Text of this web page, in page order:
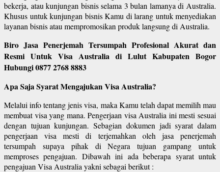
bekerja, atau kunjungan bisnis selama 3 bulan lamanya di Australia.
Khusus untuk kunjungan bisnis Kamu di larang untuk menyediakan
layanan bisnis atau mempromosikan produk langsung di Australia.
Biro Jasa Penerjemah Tersumpah Profesional Akurat dan
Resmi Untuk Visa Australia di Lulut Kabupaten Bogor
Hubungi 0877 2768 8883
Apa Saja Syarat Mengajukan Visa Australia?
Melalui info tentang jenis visa, maka Kamu telah dapat memilih mau
membuat visa yang mana. Pengerjaan visa Australia ini mesti sesuai
dengan tujuan kunjungan. Sebagian dokumen jadi syarat dalam
pengerjaan visa mesti di terjemahkan oleh jasa penerjemah
tersumpah supaya pihak di Negara tujuan gampang untuk
memproses pengajuan. Dibawah ini ada beberapa syarat untuk
pengajuan Visa Australia yakni sebagai berikut :